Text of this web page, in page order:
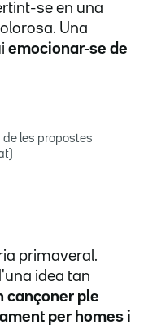
se en una
Una
emocionar-se de
de les propostes
primaveral.
idea tan
cançoner ple
per homes i